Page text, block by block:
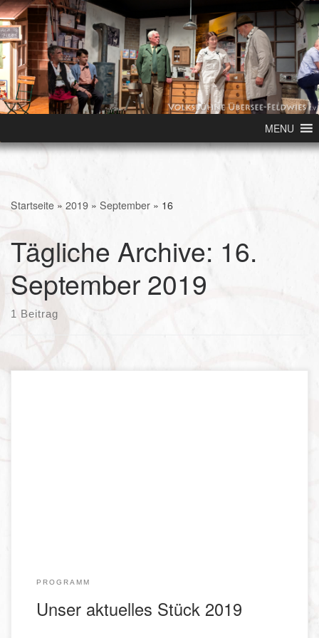
Skip to content
MENU
Startseite » 2019 » September » 16
Tägliche Archive: 16.
September 2019
1 Beitrag
PROGRAMM
Unser aktuelles Stück 2019